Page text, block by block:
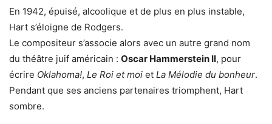
En 1942, épuisé, alcoolique et de plus en plus instable,
Hart s’éloigne de Rodgers.
Le compositeur s’associe alors avec un autre grand nom
du théâtre juif américain : Oscar Hammerstein II, pour
écrire Oklahoma!, Le Roi et moi et La Mélodie du bonheur.
Pendant que ses anciens partenaires triomphent, Hart
sombre.